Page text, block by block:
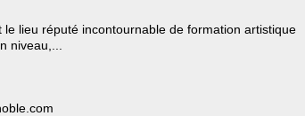
le lieu réputé incontournable de formation artistique
niveau,...